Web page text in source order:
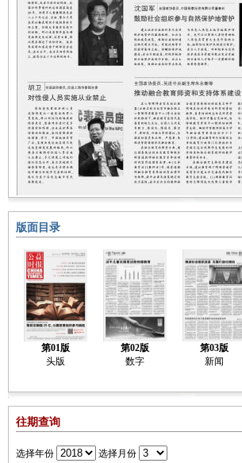
版面目录
第01版
头版
第02版
数字
第03版
新闻
往期查询
选择年份 选择月份